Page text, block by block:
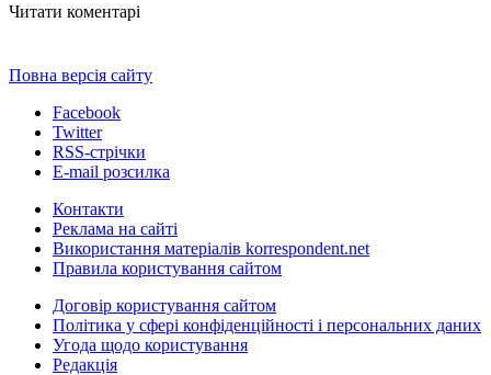
Читати коментарі
Повна версія сайту
Facebook
Twitter
RSS-стрічки
E-mail розсилка
Контакти
Реклама на сайті
Використання матеріалів korrespondent.net
Правила користування сайтом
Договір користування сайтом
Політика у сфері конфіденційності і персональних даних
Угода щодо користування
Редакція